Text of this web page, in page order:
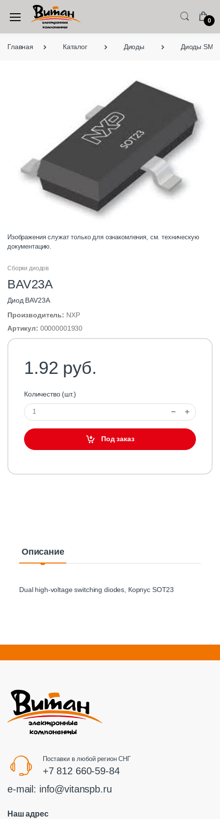
0
Главная Каталог Диоды Диоды SMD
Изображения служат только для ознакомления, см. техническую
документацию.
Сборки диодов
BAV23A
Диод BAV23A
Производитель: NXP
Артикул: 00000001930
1.92 руб.
Количество (шт.)
Под заказ
Описание
Dual high-voltage switching diodes, Корпус SOT23
Поставки в любой регион СНГ
+7 812 660-59-84
e-mail: info@vitanspb.ru
Наш адрес